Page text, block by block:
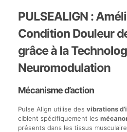
PULSEALIGN :
Condition Douleur
grâce à la
Neuromodulation
Mécanisme d’action
Pulse Align utilise des vibrations
ciblent spécifiquement les
présents dans les tissus